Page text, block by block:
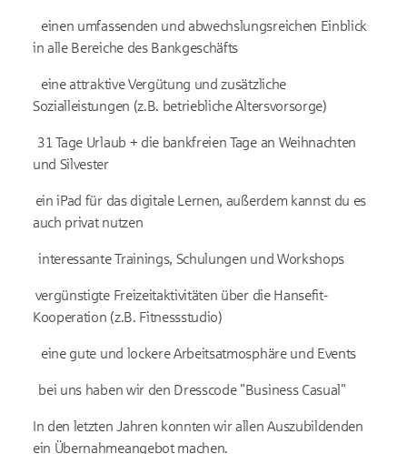
einen umfassenden und abwechslungsreichen Einblick
in alle Bereiche des Bankgeschäfts
eine attraktive Vergütung und zusätzliche
Sozialleistungen (z.B. betriebliche Altersvorsorge)
31 Tage Urlaub + die bankfreien Tage an Weihnachten
und Silvester
ein iPad für das digitale Lernen, außerdem kannst du es
auch privat nutzen
interessante Trainings, Schulungen und Workshops
vergünstigte Freizeitaktivitäten über die Hansefit-
Kooperation (z.B. Fitnessstudio)
eine gute und lockere Arbeitsatmosphäre und Events
bei uns haben wir den Dresscode "Business Casual"
In den letzten Jahren konnten wir allen Auszubildenden
ein Übernahmeangebot machen.